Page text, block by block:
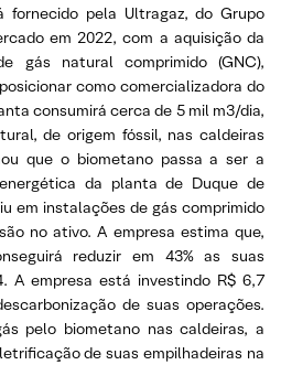
fornecido pela Ultragaz, do Grupo
em 2022, com a aquisição da
gás natural comprimido (GNC),
como comercializadora do
consumirá cerca de 5 mil m3/dia,
de origem fóssil, nas caldeiras
que o biometano passa a ser a
da planta de Duque de
em instalações de gás comprimido
no ativo. A empresa estima que,
reduzir em 43% as suas
A empresa está investindo R$ 6,7
de suas operações.
pelo biometano nas caldeiras, a
de suas empilhadeiras na